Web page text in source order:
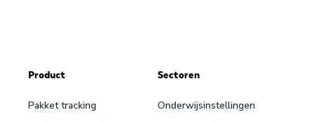
Product
Pakket tracking
Sectoren
Onderwijsinstellingen